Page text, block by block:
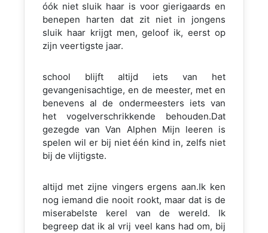
óók niet sluik haar is voor gierigaards en
benepen harten dat zit niet in jongens
sluik haar krijgt men, geloof ik, eerst op
zijn veertigste jaar.
school blijft altijd iets van het
gevangenisachtige, en de meester, met en
benevens al de ondermeesters iets van
het vogelverschrikkende behouden.Dat
gezegde van Van Alphen Mijn leeren is
spelen wil er bij niet één kind in, zelfs niet
bij de vlijtigste.
altijd met zijne vingers ergens aan.Ik ken
nog iemand die nooit rookt, maar dat is de
miserabelste kerel van de wereld. Ik
begreep dat ik al vrij veel kans had om, bij